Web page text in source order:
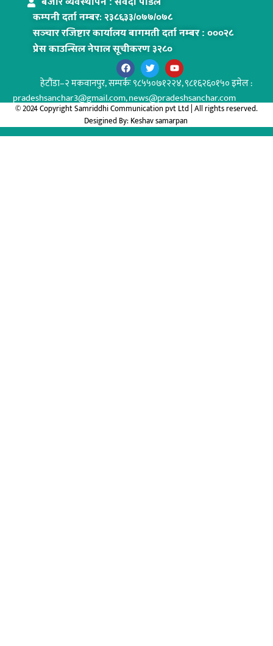
कम्पनी दर्ता नम्बरः २३८६३३/०७७/०७८
सञ्चार रजिष्टार कार्यालय बागमती दर्ता नम्बर : ०००२८
प्रेस काउन्सिल नेपाल सूचीकरण ३२८०
हेटौंडा–२ मकवानपुर,सम्पर्कः ९८५५०७१२२४, ९८१६२६०१५० इमेल :
pradeshsanchar3@gmail.com, news@pradeshsanchar.com
© 2024 Copyright Samriddhi Communication pvt Ltd | All rights reserved.
Desigined By:Keshav samarpan